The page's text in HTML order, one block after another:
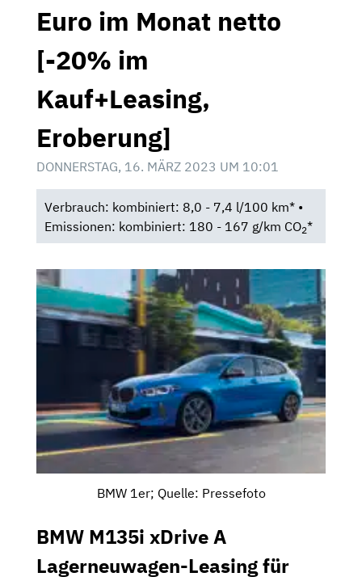
Euro im Monat netto
[-20% im
Kauf+Leasing,
Eroberung]
DONNERSTAG, 16. MÄRZ 2023 UM 10:01
Verbrauch: kombiniert: 8,0 - 7,4 l/100 km* •
Emissionen: kombiniert: 180 - 167 g/km CO2*
BMW 1er; Quelle: Pressefoto
BMW M135i xDrive A
Lagerneuwagen-Leasing für